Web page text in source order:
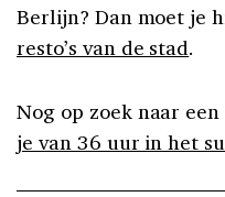
Berlijn? Dan moet je
resto’s van de stad.
Nog op zoek naar
je van 36 uur in het